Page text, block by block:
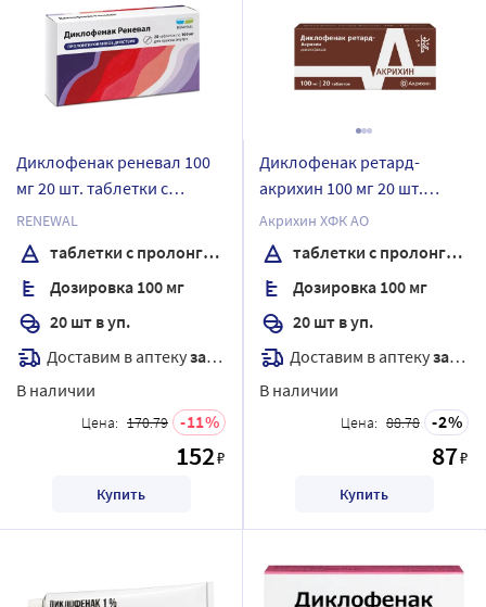
Диклофенак реневал 100
мг 20 шт. таблетки с
пролонгированным
высвобождением,
покрытые пленочной
оболочкой
RENEWAL
таблетки с пролонгированным высвобождением, покрытые пленочной оболочкой
Дозировка 100 мг
20 шт в уп.
Доставим в аптекузавтра
В наличии
Цена: 170.79 11
152₽
Купить
Диклофенак ретард-
акрихин 100 мг 20 шт.
таблетки с
пролонгированным
высвобождением,
покрытые пленочной
оболочкой
Акрихин ХФК АО
таблетки с пролонгированным высвобождением, покрытые пленочной оболочкой
Дозировка 100 мг
20 шт в уп.
Доставим в аптекузавтра
В наличии
Цена: 88.78 2
87₽
Купить